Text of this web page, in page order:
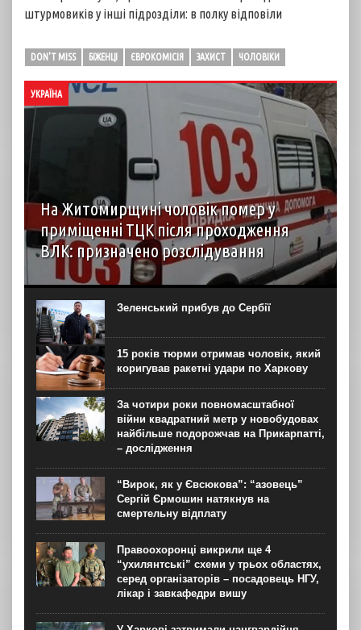
штурмовиків у інші підрозділи: в полку відповіли
DON'T MISS БІЖЕНЦІ ЄВРОКОМІСІЯ ЗАХИСТ ЧОЛОВІКИ
УКРАЇНА
На Житомирщині чоловік помер у
приміщенні ТЦК після проходження
ВЛК: призначено розслідування
6 серпня до територіального центру комплектування на
Житомирщині доставили чоловіка, який фігурував як
порушник правил військового обліку. Під час
перебування у приміщенні він знепритомнів, а потім
помер. Про інцидент...
Зеленський прибув до Сербії
15 років тюрми отримав чоловік, який
коригував ракетні удари по Харкову
За чотири роки повномасштабної
війни квадратний метр у новобудовах
найбільше подорожчав на Прикарпатті,
– дослідження
“Вирок, як у Євсюкова”: “азовець”
Сергій Єрмошин натякнув на
смертельну відплату
Правоохоронці викрили ще 4
“ухилянтські” схеми у трьох областях,
серед організаторів – посадовець НГУ,
лікар і завкафедри вишу